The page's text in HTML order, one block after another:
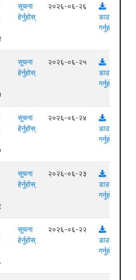
सूचना
हेर्नुहोस्
२०२६-०६-२६
डाउनलोड
गर्नुहोस्
सूचना
हेर्नुहोस्
२०२६-०६-२५
डाउनलोड
गर्नुहोस्
सूचना
हेर्नुहोस्
२०२६-०६-२४
डाउनलोड
गर्नुहोस्
सूचना
हेर्नुहोस्
२०२६-०६-२३
डाउनलोड
गर्नुहोस्
सूचना
हेर्नुहोस्
२०२६-०६-२२
डाउनलोड
गर्नुहोस्